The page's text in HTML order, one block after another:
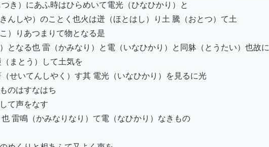
き）にあふ時はひらめいて電光（ひなひかり）と
んしや）のことく也火は迸（ほとはし）り土 騰（おとつ）て土
）りあつまりて物となる是
となる也 雷（かみなり）と電（いなひかり）と同躰（とうたい）也故に
まとう）して土気を
せいてんしやく）す其 電光（いなひかり）を見るに光
のはすなはち
て声をなす
雷鳴（かみなりなり）て電（なひかり）なきもの